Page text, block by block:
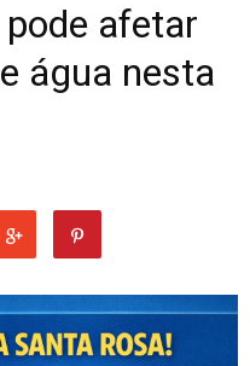
pode afetar
água nesta